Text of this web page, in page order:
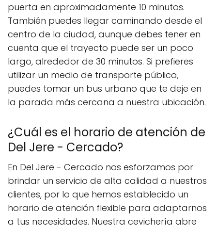
puerta en aproximadamente 10 minutos.
También puedes llegar caminando desde el
centro de la ciudad, aunque debes tener en
cuenta que el trayecto puede ser un poco
largo, alrededor de 30 minutos. Si prefieres
utilizar un medio de transporte público,
puedes tomar un bus urbano que te deje en
la parada más cercana a nuestra ubicación.
¿Cuál es el horario de atención de
Del Jere - Cercado?
En Del Jere - Cercado nos esforzamos por
brindar un servicio de alta calidad a nuestros
clientes, por lo que hemos establecido un
horario de atención flexible para adaptarnos
a tus necesidades. Nuestra cevichería abre